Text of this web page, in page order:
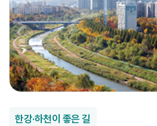
한강·하천이 좋은 길